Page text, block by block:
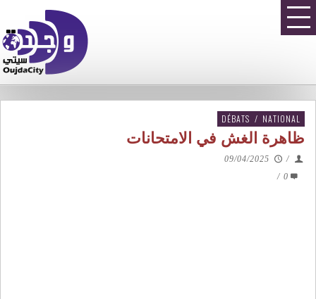
DÉBATS / NATIONAL
ظاهرة الغش في الامتحانات
/
09/04/2025
0
/